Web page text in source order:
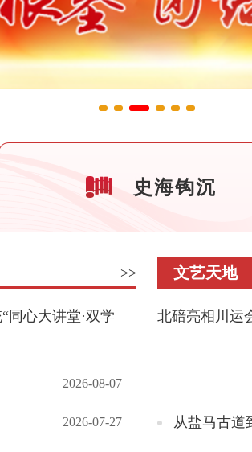
史海钩沉
>>
同心大讲堂·双学
2026-08-07
2026-07-27
文艺天地
北碚亮相川运
从盐马古道